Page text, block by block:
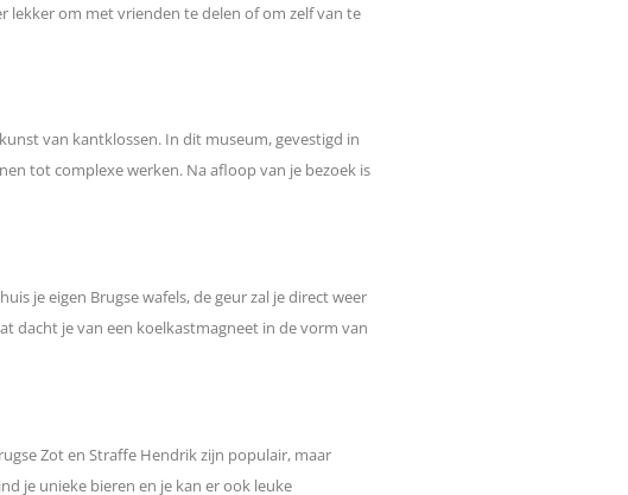
lekker om met vrienden te delen of om zelf van te
van kantklossen. In dit museum, gevestigd in
tot complexe werken. Na afloop van je bezoek is
je eigen Brugse wafels, de geur zal je direct weer
dacht je van een koelkastmagneet in de vorm van
Zot en Straffe Hendrik zijn populair, maar
je unieke bieren en je kan er ook leuke